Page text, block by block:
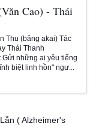
Cao) - Thái
Thu (băng akai) Tác
Thái Thanh
những ai yêu tiếng
biệt linh hồn" ngư...
( Alzheimer's